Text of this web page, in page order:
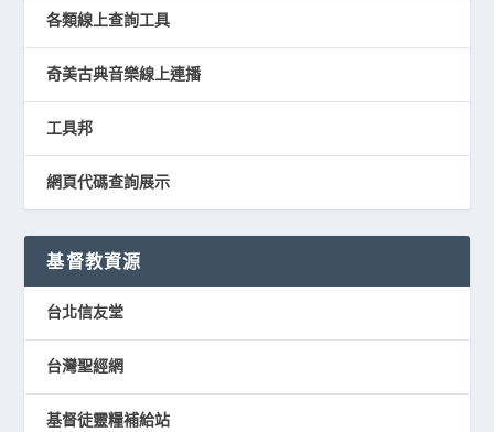
各類線上查詢工具
奇美古典音樂線上連播
工具邦
網頁代碼查詢展示
基督教資源
台北信友堂
台灣聖經網
基督徒靈糧補給站